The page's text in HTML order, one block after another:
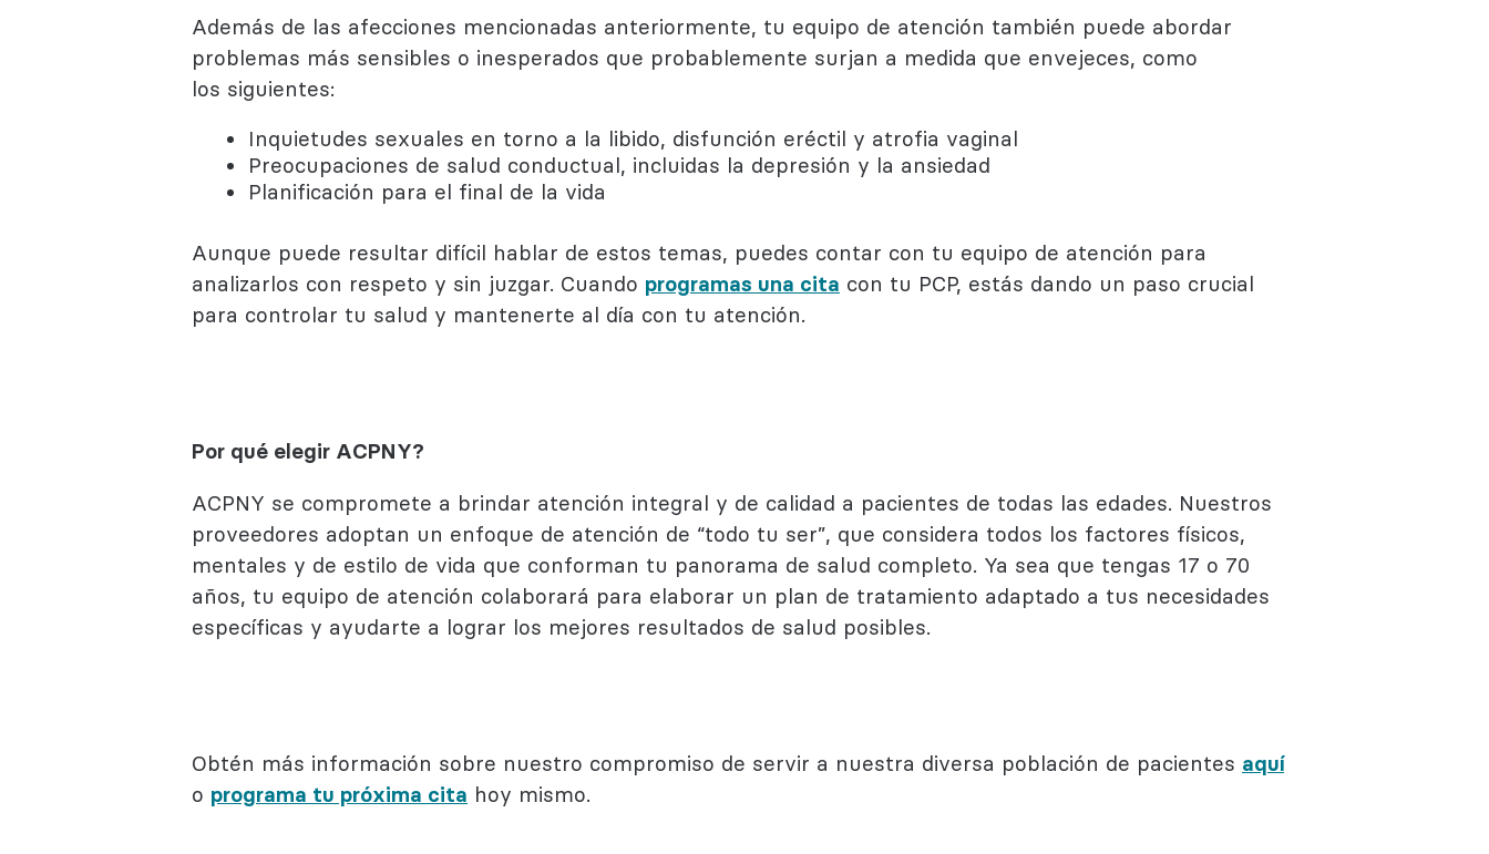
Además de las afecciones mencionadas anteriormente, tu equipo de atención también puede abordar
problemas más sensibles o inesperados que probablemente surjan a medida que envejeces, como
los siguientes:
Inquietudes sexuales en torno a la libido, disfunción eréctil y atrofia vaginal
Preocupaciones de salud conductual, incluidas la depresión y la ansiedad
Planificación para el final de la vida
Aunque puede resultar difícil hablar de estos temas, puedes contar con tu equipo de atención para
analizarlos con respeto y sin juzgar. Cuando programas una cita con tu PCP, estás dando un paso crucial
para controlar tu salud y mantenerte al día con tu atención.
Por qué elegir ACPNY?
ACPNY se compromete a brindar atención integral y de calidad a pacientes de todas las edades. Nuestros
proveedores adoptan un enfoque de atención de “todo tu ser”, que considera todos los factores físicos,
mentales y de estilo de vida que conforman tu panorama de salud completo. Ya sea que tengas 17 o 70
años, tu equipo de atención colaborará para elaborar un plan de tratamiento adaptado a tus necesidades
específicas y ayudarte a lograr los mejores resultados de salud posibles.
Obtén más información sobre nuestro compromiso de servir a nuestra diversa población de pacientes aquí
o programa tu próxima cita hoy mismo.